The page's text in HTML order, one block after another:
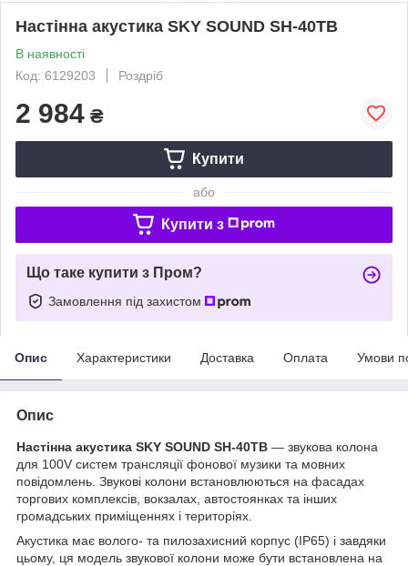
Настінна акустика SKY SOUND SH-40TB
В наявності
Код: 6129203
Роздріб
2 984 ₴
Купити
або
Купити з
Що таке купити з Пром?
Замовлення під захистом
Опис Характеристики Доставка Оплата Умови
Опис
Настінна акустика SKY SOUND SH-40TB — звукова колона
для 100V систем трансляції фонової музики та мовних
повідомлень. Звукові колони встановлюються на фасадах
торгових комплексів, вокзалах, автостоянках та інших
громадських приміщеннях і територіях.
Акустика має волого- та пилозахисний корпус (IP65) і завдяки
цьому, ця модель звукової колони може бути встановлена на